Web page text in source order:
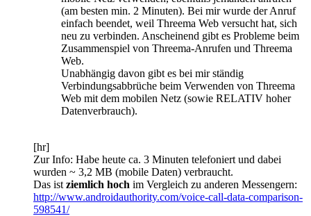
(am besten min. 2 Minuten). Bei mir wurde der Anruf
einfach beendet, weil Threema Web versucht hat, sich
neu zu verbinden. Anscheinend gibt es Probleme beim
Zusammenspiel von Threema-Anrufen und Threema
Web.
Unabhängig davon gibt es bei mir ständig
Verbindungsabbrüche beim Verwenden von Threema
Web mit dem mobilen Netz (sowie RELATIV hoher
Datenverbrauch).
[hr]
Zur Info: Habe heute ca. 3 Minuten telefoniert und dabei
wurden ~ 3,2 MB (mobile Daten) verbraucht.
Das ist ziemlich hoch im Vergleich zu anderen Messengern:
http://www.androidauthority.com/voice-call-data-comparison-
598541/